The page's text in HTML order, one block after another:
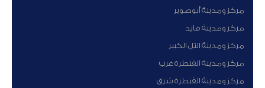
مركز ومدينة أبوصوير
مركز ومدينة فايد
مركز ومدينة التل الكبير
مركز ومدينة القنطرة غرب
مركز ومدينة القنطرة شرق